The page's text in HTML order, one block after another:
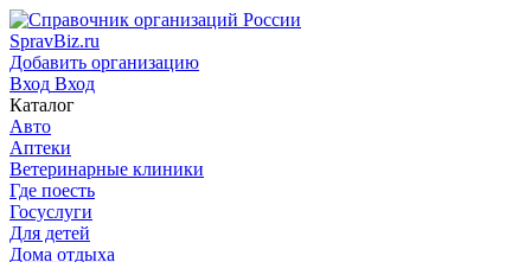
SpravBiz.ru
Добавить организацию
Вход Вход
Каталог
Авто
Аптеки
Ветеринарные клиники
Где поесть
Госуслуги
Для детей
Дома отдыха